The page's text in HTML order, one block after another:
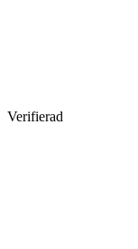
Verifierad